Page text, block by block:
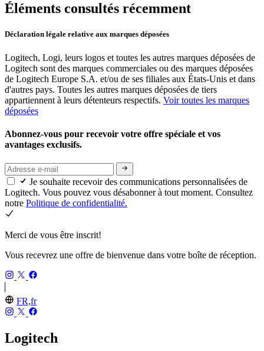
Éléments consultés récemment
Déclaration légale relative aux marques déposées
Logitech, Logi, leurs logos et toutes les autres marques déposées de
Logitech sont des marques commerciales ou des marques déposées
de Logitech Europe S.A. et/ou de ses filiales aux États-Unis et dans
d'autres pays. Toutes les autres marques déposées de tiers
appartiennent à leurs détenteurs respectifs. Voir toutes les marques
déposées
Abonnez-vous pour recevoir votre offre spéciale et vos
avantages exclusifs.
Je souhaite recevoir des communications personnalisées de
Logitech. Vous pouvez vous désabonner à tout moment. Consultez
notre Politique de confidentialité.
Merci de vous être inscrit!
Vous recevrez une offre de bienvenue dans votre boîte de réception.
FR,fr
Logitech